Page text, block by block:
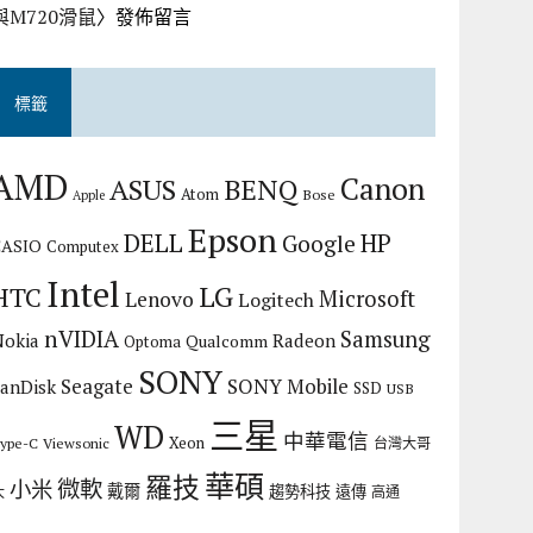
M720滑鼠〉發佈留言
標籤
Apple ASUS Atom BENQ Bose Canon
Computex DELLEpson Google HP
Intel Lenovo LGLogitechMicrosoft
nVIDIA Optoma Qualcomm Radeon Samsung
Seagate SONY SONY Mobile SSD USB
C Viewsonic WD Xeon 三星 中華電信 台灣大哥
小米微軟 戴爾 羅技華碩 趨勢科技 遠傳 高通